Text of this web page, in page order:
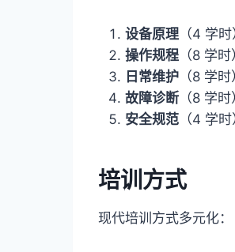
设备原理 （4 学
操作规程 （8 学
日常维护 （8 学
故障诊断 （8 学
安全规范 （4 学
培训方式
现代培训方式多元化：